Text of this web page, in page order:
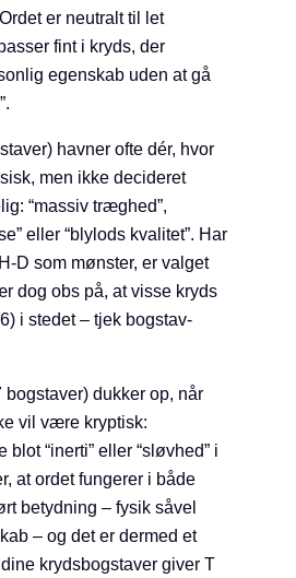
er neutralt til let
fint i kryds, der
egenskab uden at gå
havner ofte dér, hvor
men ikke decideret
“massiv træghed”,
eller “blylods kvalitet”. Har
D som mønster, er valget
dog obs på, at visse kryds
i stedet – tjek bogstav­
bogstaver) dukker op, når
vil være kryptisk:
blot “inerti” eller “sløvhed” i
at ordet fungerer i både
betydning – fysik såvel
– og det er dermed et
krydsbogstaver giver T